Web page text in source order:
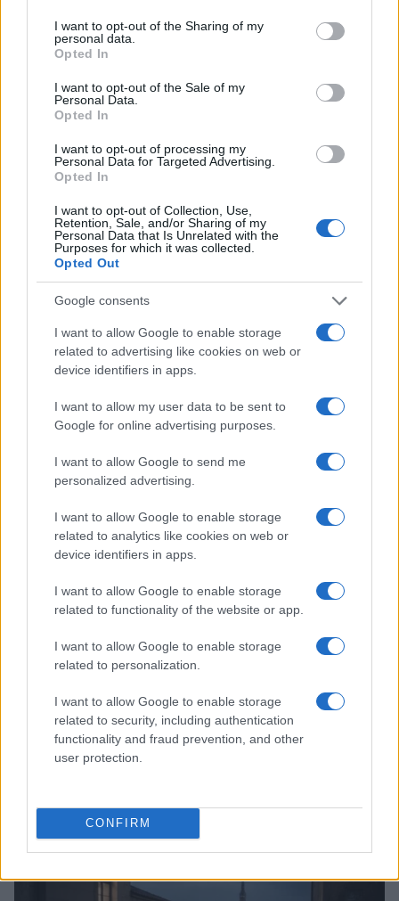
not limited to your visit or usage behaviour. You may click to
grant or deny consent to Google and its third-party tags to
use your data for below specified purposes in below Google
consent section.
I want to opt-out of the Sharing of my
personal data.
Opted In
I want to opt-out of the Sale of my
Personal Data.
Opted In
I want to opt-out of processing my
Personal Data for Targeted Advertising.
Opted In
I want to opt-out of Collection, Use,
Retention, Sale, and/or Sharing of my
Personal Data that Is Unrelated with the
Purposes for which it was collected.
Opted Out
Google consents
I want to allow Google to enable storage
related to advertising like cookies on web or
device identifiers in apps.
I want to allow my user data to be sent to
Google for online advertising purposes.
I want to allow Google to send me
personalized advertising.
I want to allow Google to enable storage
related to analytics like cookies on web or
device identifiers in apps.
I want to allow Google to enable storage
related to functionality of the website or app.
I want to allow Google to enable storage
related to personalization.
I want to allow Google to enable storage
related to security, including authentication
functionality and fraud prevention, and other
user protection.
CONFIRM
Continua a leggere
NERD NEWS
Scopri i parchi a tema più spettacolari per geek e non
sull’evento nerd di Perugia
Andrea Conforti · 6 Ago 2026